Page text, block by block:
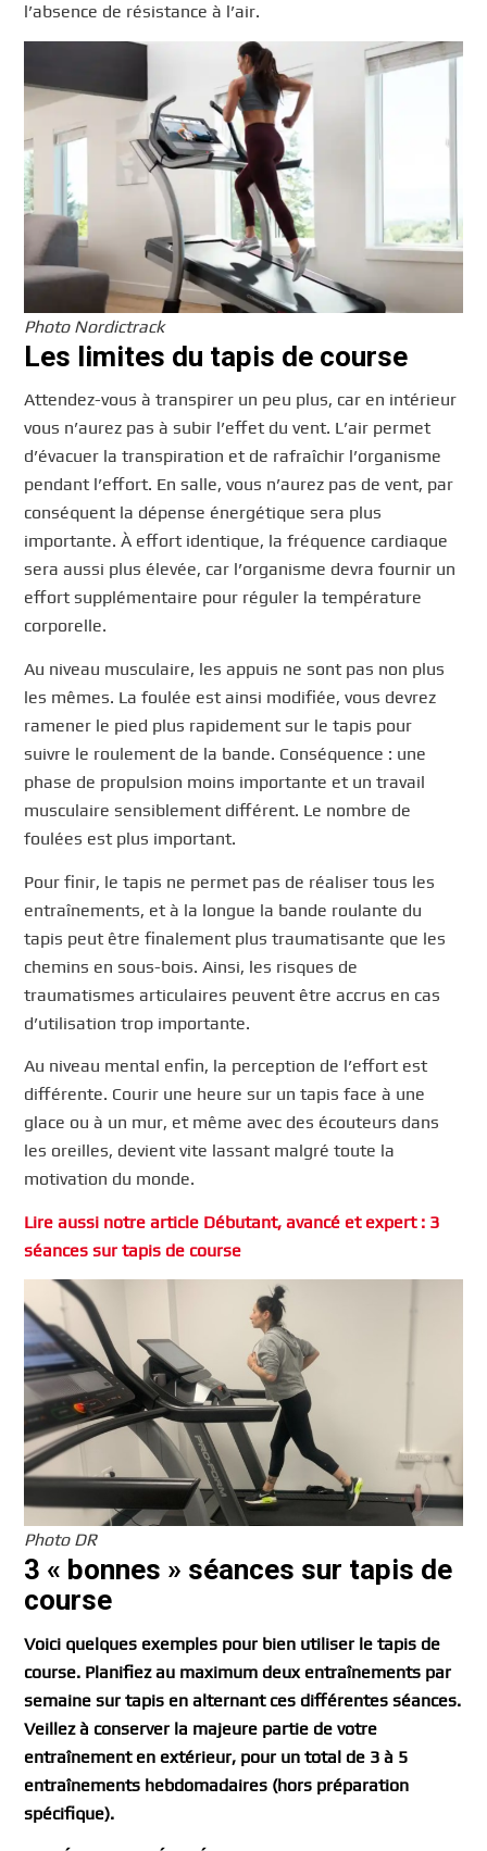
l’absence de résistance à l’air.
Photo Nordictrack
Les limites du tapis de course
Attendez-vous à transpirer un peu plus, car en intérieur
vous n’aurez pas à subir l’effet du vent. L’air permet
d’évacuer la transpiration et de rafraîchir l’organisme
pendant l’effort. En salle, vous n’aurez pas de vent, par
conséquent la dépense énergétique sera plus
importante. À effort identique, la fréquence cardiaque
sera aussi plus élevée, car l’organisme devra fournir un
effort supplémentaire pour réguler la température
corporelle.
Au niveau musculaire, les appuis ne sont pas non plus
les mêmes. La foulée est ainsi modifiée, vous devrez
ramener le pied plus rapidement sur le tapis pour
suivre le roulement de la bande. Conséquence : une
phase de propulsion moins importante et un travail
musculaire sensiblement différent. Le nombre de
foulées est plus important.
Pour finir, le tapis ne permet pas de réaliser tous les
entraînements, et à la longue la bande roulante du
tapis peut être finalement plus traumatisante que les
chemins en sous-bois. Ainsi, les risques de
traumatismes articulaires peuvent être accrus en cas
d’utilisation trop importante.
Au niveau mental enfin, la perception de l’effort est
différente. Courir une heure sur un tapis face à une
glace ou à un mur, et même avec des écouteurs dans
les oreilles, devient vite lassant malgré toute la
motivation du monde.
Lire aussi notre article Débutant, avancé et expert : 3
séances sur tapis de course
Photo DR
3 « bonnes » séances sur tapis de
course
Voici quelques exemples pour bien utiliser le tapis de
course. Planifiez au maximum deux entraînements par
semaine sur tapis en alternant ces différentes séances.
Veillez à conserver la majeure partie de votre
entraînement en extérieur, pour un total de 3 à 5
entraînements hebdomadaires (hors préparation
spécifique).